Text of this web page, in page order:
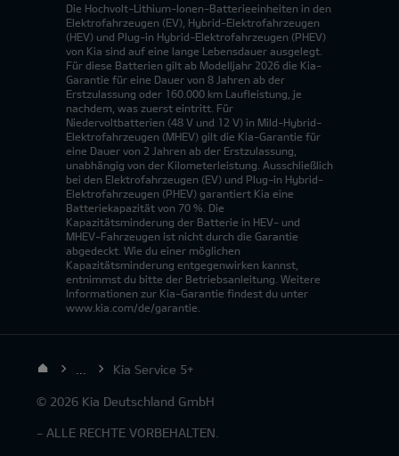
Die Hochvolt-Lithium-Ionen-Batterieeinheiten in den
Elektrofahrzeugen (EV), Hybrid-Elektrofahrzeugen
(HEV) und Plug-in Hybrid-Elektrofahrzeugen (PHEV)
von Kia sind auf eine lange Lebensdauer ausgelegt.
Für diese Batterien gilt ab Modelljahr 2026 die Kia-
Garantie für eine Dauer von 8 Jahren ab der
Erstzulassung oder 160.000 km Laufleistung, je
nachdem, was zuerst eintritt. Für
Niedervoltbatterien (48 V und 12 V) in Mild-Hybrid-
Elektrofahrzeugen (MHEV) gilt die Kia-Garantie für
eine Dauer von 2 Jahren ab der Erstzulassung,
unabhängig von der Kilometerleistung. Ausschließlich
bei den Elektrofahrzeugen (EV) und Plug-in Hybrid-
Elektrofahrzeugen (PHEV) garantiert Kia eine
Batteriekapazität von 70 %. Die
Kapazitätsminderung der Batterie in HEV- und
MHEV-Fahrzeugen ist nicht durch die Garantie
abgedeckt. Wie du einer möglichen
Kapazitätsminderung entgegenwirken kannst,
entnimmst du bitte der Betriebsanleitung. Weitere
Informationen zur Kia-Garantie findest du unter
www.kia.com/de/garantie.
Kia Service 5+
© 2026 Kia Deutschland GmbH
- ALLE RECHTE VORBEHALTEN.